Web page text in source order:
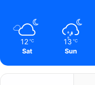
12 ℃
Sat
13 ℃
Sun